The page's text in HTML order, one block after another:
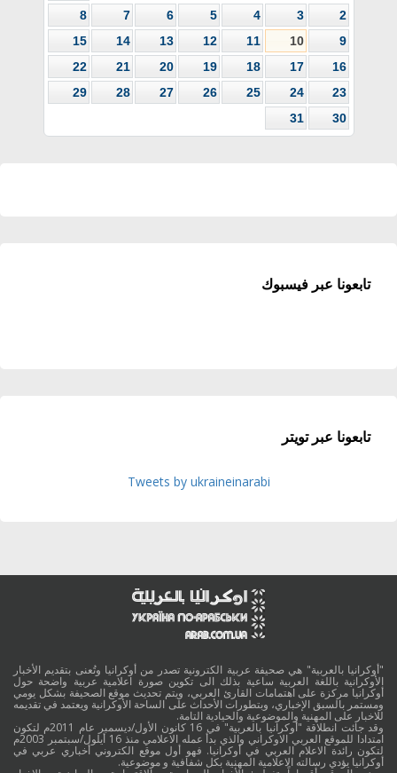
2
3
4
5
6
7
8
9
10
11
12
13
14
15
16
17
18
19
20
21
22
23
24
25
26
27
28
29
30
31
تابعونا عبر فيسبوك
تابعونا عبر تويتر
Tweets by ukraineinarabi
"أوكرانيا بالعربية" هي صحيفة عربية الكترونية تصدر من أوكرانيا وتُعنى بتقديم الأخبار
الأوكرانية باللغة العربية ساعية بذلك الى تكوين صورة اعلامية عربية واضحة حول
أوكرانيا مركزة على اهتمامات القارئ العربي، ويتم تحديث موقع الصحيفة بشكل يومي
ومستمر بالسبق الإخباري، وبتطورات الأحداث على الساحة الأوكرانية ويعتمد في تقديمه
للاخبار على المهنية والموضوعية والحيادية التامة.
وقد جائت انطلاقة "أوكرانيا بالعربية" في 16 كانون الأول/ديسمبر عام 2011م لتكون
امتدادا للموقع العربي الاوكراني والذي بدأ عمله الاعلامي منذ 16 أيلول/سبتمبر 2003م
لتكون رائدة الاعلام العربي في أوكرانيا. فهو أول موقع الكتروني أخباري عربي في
أوكرانيا يؤدي رسالته الاعلامية المهنية بكل شفافية و موضوعية.